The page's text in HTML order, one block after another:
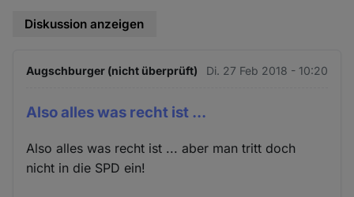
Diskussion anzeigen
Augschburger (nicht überprüft) Di. 27 Feb 2018 - 10:20
Also alles was recht ist ...
Also alles was recht ist ... aber man tritt doch
nicht in die SPD ein!